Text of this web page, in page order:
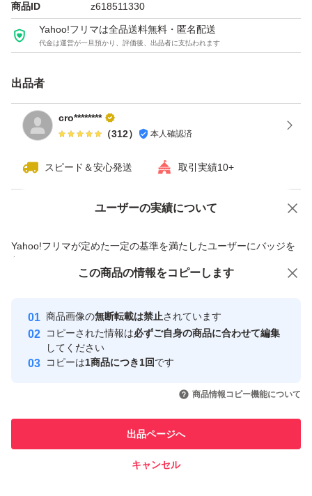
商品ID z618511330
Yahoo!フリマは全品送料無料・匿名配送
代金は運営が一旦預かり、評価後、出品者に支払われます
出品者
cro********
（312） 本人確認済
スピード＆安心発送 取引実績10+
ユーザーの実績について
Yahoo!フリマが定めた一定の基準を満たしたユーザーにバッジを
付与しています
安心取引出品者
心・安全なユーザーです
取引実績
引を完了させた実績があります
での取引実績があります
価格の相談 商品への質問
この商品の情報をコピーします
商品画像の無断転載は禁止されています
コピーされた情報は必ずご自身の商品に合わせて編集
してください
コピーは1商品につき1回です
商品情報コピー機能について
出品ページへ
キャンセル
この商品をみている人にオススメ